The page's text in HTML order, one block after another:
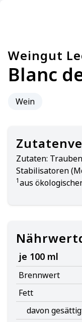
Weingut
Blanc
Wein
Zutaten: Trauben
Stabilisatoren
1aus
je 100 ml
Brennwert
Fett
davon